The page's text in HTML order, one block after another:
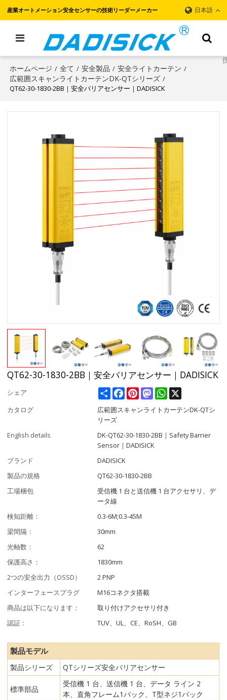
産業オートメーション安全センサーの技術リーダーメーカー 日本語
ホームページ / 全て / 安全製品 / 安全ライトカーテン /
広範囲スキャンライトカーテンDK-QTシリーズ /
QT62-30-1830-2BB｜安全バリアセンサー｜DADISICK
QT62-30-1830-2BB｜安全バリアセンサー｜DADISICK
シェア ShareFacebookPinterestMastodonWhatsApp
カタログ
広範囲スキャンライトカーテンDK-QTシ
リーズ
English details
DK-QT62-30-1830-2BB｜Safety Barrier
Sensor｜DADISICK
ブランド
DADISICK
製品の規格
QT62-30-1830-2BB
工場梱包
受信機 1 台と送信機 1 台アクセサリ、デ
ータ線
検知距離：
0.3-6M;0.3-45M
梁間隔：
30mm
光軸数：
62
保護高さ：
1830mm
2つの安全出力（OSSD）
2 PNP
インターフェースプラグ
M16コネクタ搭載
商品は以下になります：
取り付けアクセサリ付き
認証：
TUV、UL、CE、RoSH、GB
製品モデル
製品シリーズ QTシリーズ安全バリアセンサー
標準部品
受信機 1 台、送信機 1 台、データ ライン 2
本、直角フレーム1パック、T型ネジ1パック